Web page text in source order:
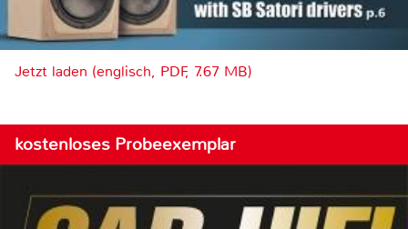
Jetzt laden (englisch, PDF, 7.67 MB)
kostenloses Probeexemplar